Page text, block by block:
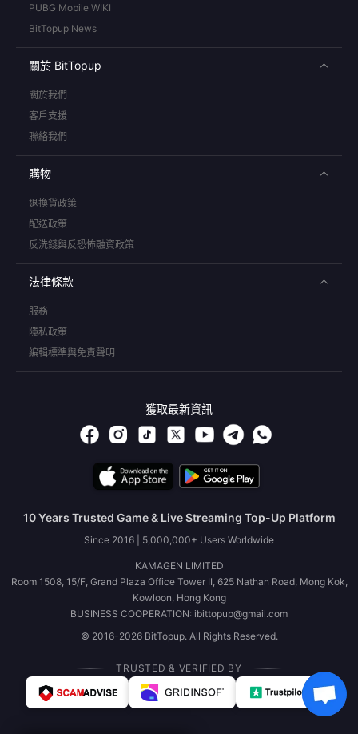
PUBG Mobile WIKI
BitTopup News
關於 BitTopup
關於我們
客戶支援
聯絡我們
購物
退換貨政策
配送政策
反洗錢與反恐怖融資政策
法律條款
服務
隱私政策
編輯標準與免責聲明
獲取最新資訊
10 Years Trusted Game & Live Streaming Top-Up Platform
Since 2016 | 5,000,000+ Users Worldwide
KAMAGEN LIMITED
Room 1508, 15/F, Grand Plaza Office Tower II, 625 Nathan Road, Mong Kok,
Kowloon, Hong Kong
BUSINESS COOPERATION: ibittopup@gmail.com
© 2016-2026 BitTopup. All Rights Reserved.
TRUSTED & VERIFIED BY